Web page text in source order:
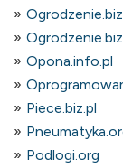
Ogrodzenie.biz
Opona.info.pl
Piece.biz.pl
Podlogi.org